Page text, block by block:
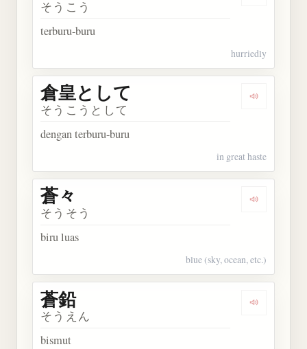
そうこう
terburu-buru
hurriedly
Dengarkan
倉皇として
そうこうとして
dengan terburu-buru
in great haste
Dengarkan
蒼々
そうそう
biru luas
blue (sky, ocean, etc.)
Dengarkan
蒼鉛
そうえん
bismut